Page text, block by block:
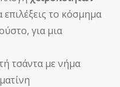
επιλέξεις το κόσμημα
για μια
τσάντα με νήμα